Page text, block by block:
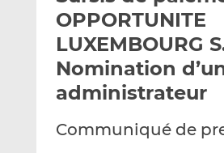
e
r
p
a
r
m
g
e
r
s
u
L
g
e
r
s
u
F
OPPORTUNITE
LUXEMBOURG
Nomination
administrateur
Communiqué de